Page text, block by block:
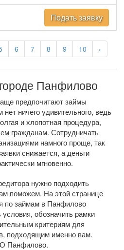
6 7 8 9 10 ›
Подать заявку
Панфилово
предпочитают займы
ничего удивительного, ведь
и хлопотная процедура,
гражданам. Сотрудничать
намного проще, так
снижается, а деньги
мгновенно.
нужно подходить
поможем. На этой странице
по займам в Панфилово
обозначить рамки
критериям для
подходящим именно вам.
Панфилово.